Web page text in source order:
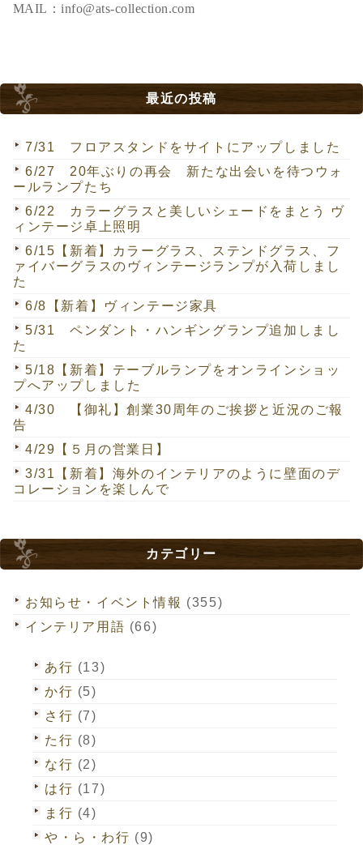
MAIL：info@ats-collection.com
最近の投稿
7/31 フロアスタンドをサイトにアップしました
6/27 20年ぶりの再会 新たな出会いを待つウォ
ールランプたち
6/22 カラーグラスと美しいシェードをまとう ヴ
ィンテージ卓上照明
6/15【新着】カラーグラス、ステンドグラス、フ
ァイバーグラスのヴィンテージランプが入荷しまし
た
6/8【新着】ヴィンテージ家具
5/31 ペンダント・ハンギングランプ追加しまし
た
5/18【新着】テーブルランプをオンラインショッ
プへアップしました
4/30 【御礼】創業30周年のご挨拶と近況のご報
告
4/29【５月の営業日】
3/31【新着】海外のインテリアのように壁面のデ
コレーションを楽しんで
カテゴリー
お知らせ・イベント情報 (355)
インテリア用語 (66)
あ行 (13)
か行 (5)
さ行 (7)
た行 (8)
な行 (2)
は行 (17)
ま行 (4)
や・ら・わ行 (9)